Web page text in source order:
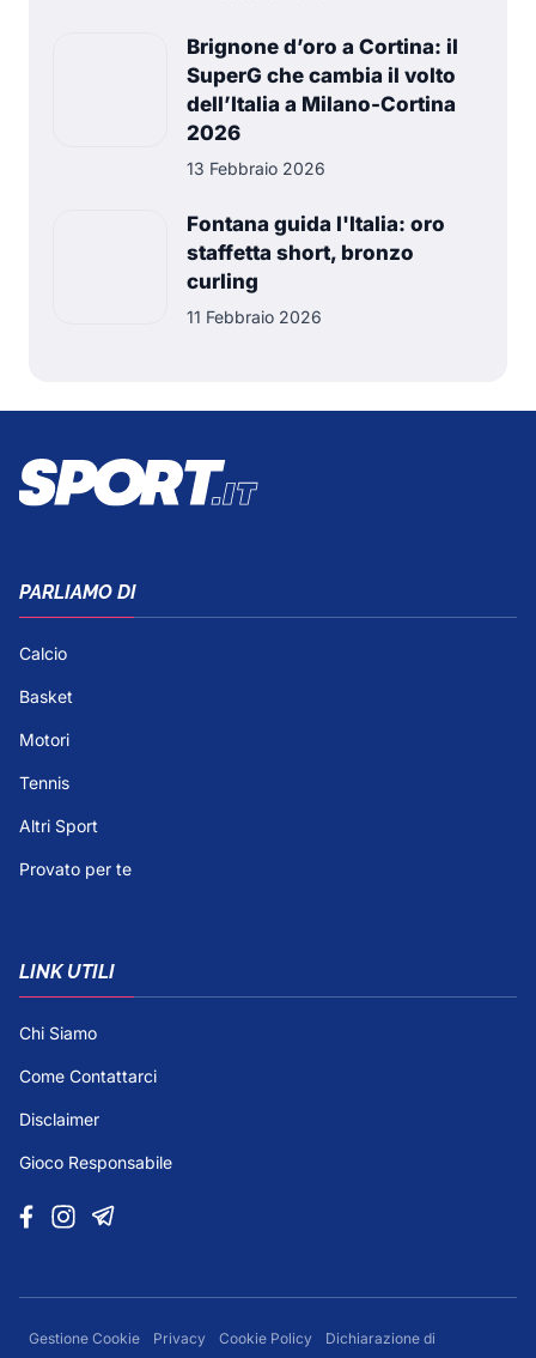
Brignone d’oro a Cortina: il
SuperG che cambia il volto
dell’Italia a Milano-Cortina
2026
13 Febbraio 2026
Fontana guida l'Italia: oro
staffetta short, bronzo
curling
11 Febbraio 2026
PARLIAMO DI
Calcio
Basket
Motori
Tennis
Altri Sport
Provato per te
LINK UTILI
Chi Siamo
Come Contattarci
Disclaimer
Gioco Responsabile
Gestione Cookie Privacy Cookie Policy
Dichiarazione di